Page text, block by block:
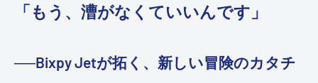
「もう、漕がなくていいんです」
──Bixpy Jetが拓く、新しい冒険のカタチ